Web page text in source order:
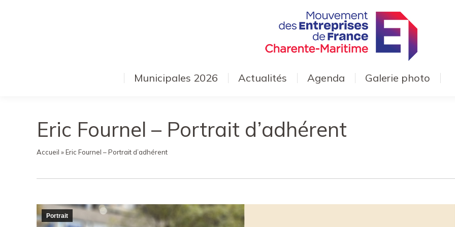
Municipales 2026 Actualités Agenda Galerie photo
Eric Fournel – Portrait d’adhérent
Accueil »Eric Fournel – Portrait d’adhérent
Portrait